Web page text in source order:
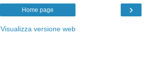
›
Home page
Visualizza versione web